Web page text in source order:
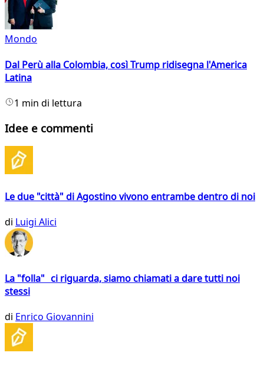
Mondo
Dal Perù alla Colombia, così Trump ridisegna l'America
Latina
1 min di lettura
Idee e commenti
Le due "città" di Agostino vivono entrambe dentro di noi
di Luigi Alici
La "folla" ci riguarda, siamo chiamati a dare tutti noi
stessi
di Enrico Giovannini